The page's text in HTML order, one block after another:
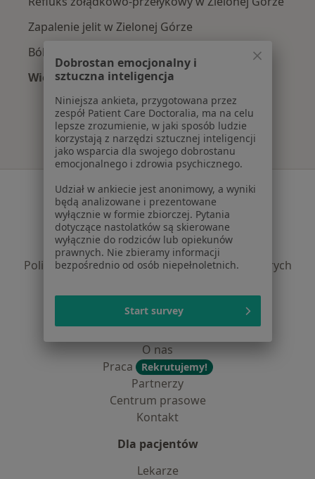
Zapalenie jelit w Zielonej Górze
Bóle brzucha w Zielonej Górze
Więcej (15)
Więcej w kategorii: Najczęście leczone
Serwis
Regulamin
Polityka prywatności pacjentów
Polityka prywatności profesjonalistów
Polityka prywatności dla profesjonalistów, których
Polityka cookies
Jak działają wyniki wyszukiwania
O nas
Praca
Rekrutujemy!
Partnerzy
Centrum prasowe
Kontakt
Dla pacjentów
Lekarze
Dobrostan emocjonalny i
sztuczna inteligencja
Niniejsza ankieta, przygotowana przez
zespół Patient Care Doctoralia, ma na celu
lepsze zrozumienie, w jaki sposób ludzie
korzystają z narzędzi sztucznej inteligencji
jako wsparcia dla swojego dobrostanu
emocjonalnego i zdrowia psychicznego.
Udział w ankiecie jest anonimowy, a wyniki
będą analizowane i prezentowane
wyłącznie w formie zbiorczej. Pytania
dotyczące nastolatków są skierowane
wyłącznie do rodziców lub opiekunów
prawnych. Nie zbieramy informacji
bezpośrednio od osób niepełnoletnich.
Start survey